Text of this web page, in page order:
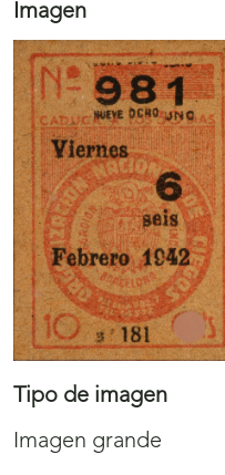
Imagen
Tipo de imagen
Imagen grande